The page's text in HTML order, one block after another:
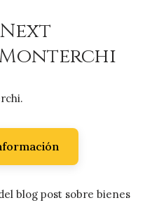
blog post sobre bienes